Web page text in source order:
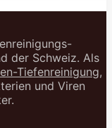
der Schweiz. Als
Tiefenreinigung,
und Viren